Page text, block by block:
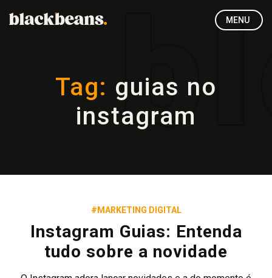
MENU
Tag: guias no
instagram
#MARKETING DIGITAL
Instagram Guias: Entenda
tudo sobre a novidade